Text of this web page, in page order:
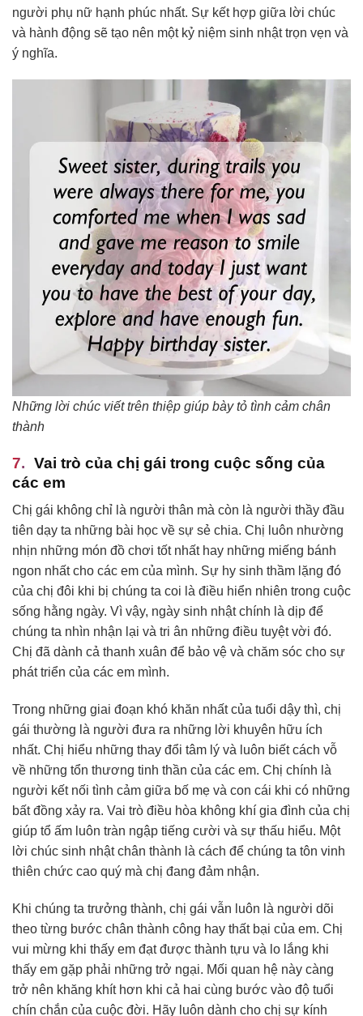
người phụ nữ hạnh phúc nhất. Sự kết hợp giữa lời chúc
và hành động sẽ tạo nên một kỷ niệm sinh nhật trọn vẹn và
ý nghĩa.
Những lời chúc viết trên thiệp giúp bày tỏ tình cảm chân
thành
Vai trò của chị gái trong cuộc sống của
các em
Chị gái không chỉ là người thân mà còn là người thầy đầu
tiên dạy ta những bài học về sự sẻ chia. Chị luôn nhường
nhịn những món đồ chơi tốt nhất hay những miếng bánh
ngon nhất cho các em của mình. Sự hy sinh thầm lặng đó
của chị đôi khi bị chúng ta coi là điều hiển nhiên trong cuộc
sống hằng ngày. Vì vậy, ngày sinh nhật chính là dịp để
chúng ta nhìn nhận lại và tri ân những điều tuyệt vời đó.
Chị đã dành cả thanh xuân để bảo vệ và chăm sóc cho sự
phát triển của các em mình.
Trong những giai đoạn khó khăn nhất của tuổi dậy thì, chị
gái thường là người đưa ra những lời khuyên hữu ích
nhất. Chị hiểu những thay đổi tâm lý và luôn biết cách vỗ
về những tổn thương tinh thần của các em. Chị chính là
người kết nối tình cảm giữa bố mẹ và con cái khi có những
bất đồng xảy ra. Vai trò điều hòa không khí gia đình của chị
giúp tổ ấm luôn tràn ngập tiếng cười và sự thấu hiểu. Một
lời chúc sinh nhật chân thành là cách để chúng ta tôn vinh
thiên chức cao quý mà chị đang đảm nhận.
Khi chúng ta trưởng thành, chị gái vẫn luôn là người dõi
theo từng bước chân thành công hay thất bại của em. Chị
vui mừng khi thấy em đạt được thành tựu và lo lắng khi
thấy em gặp phải những trở ngại. Mối quan hệ này càng
trở nên khăng khít hơn khi cả hai cùng bước vào độ tuổi
chín chắn của cuộc đời. Hãy luôn dành cho chị sự kính